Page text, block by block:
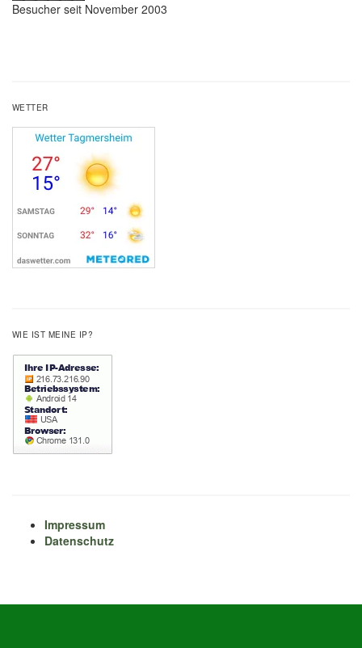
Besucher seit November 2003
WETTER
WIE IST MEINE IP?
Impressum
Datenschutz